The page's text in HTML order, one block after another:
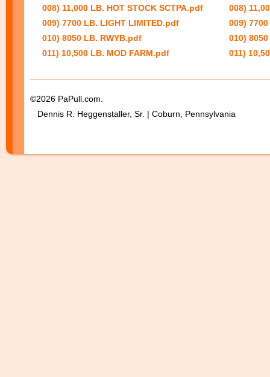
008) 11,000 LB. HOT STOCK SCTPA.pdf
008)
009) 7700 LB. LIGHT LIMITED.pdf
009)
010) 8050 LB. RWYB.pdf
010)
011) 10,500 LB. MOD FARM.pdf
011)
©2026 PaPull.com.
Dennis R. Heggenstaller, Sr. | Coburn, Pennsylvania